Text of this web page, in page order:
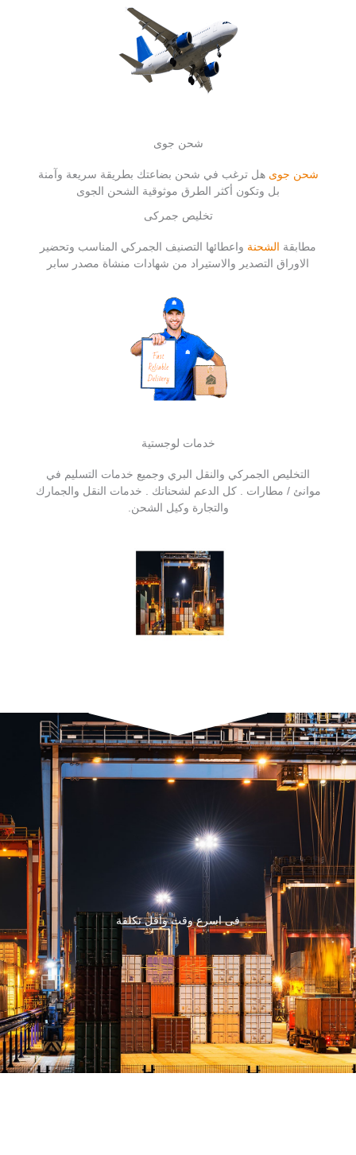
شحن جوى
شحن جوى هل ترغب في شحن بضاعتك بطريقة سريعة وآمنة
بل وتكون أكثر الطرق موثوقية الشحن الجوى
تخليص جمركى
مطابقة الشحنة واعطائها التصنيف الجمركي المناسب وتحضير
الاوراق التصدير والاستيراد من شهادات منشاة مصدر سابر
خدمات لوجستية
التخليص الجمركي والنقل البري وجميع خدمات التسليم في
موانئ / مطارات . كل الدعم لشحناتك . خدمات النقل والجمارك
والتجارة وكيل الشحن.
فى اسرع وقت واقل تكلفة